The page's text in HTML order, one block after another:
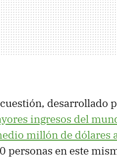
desarrollado
ingresos del
millón de dólares
personas en este